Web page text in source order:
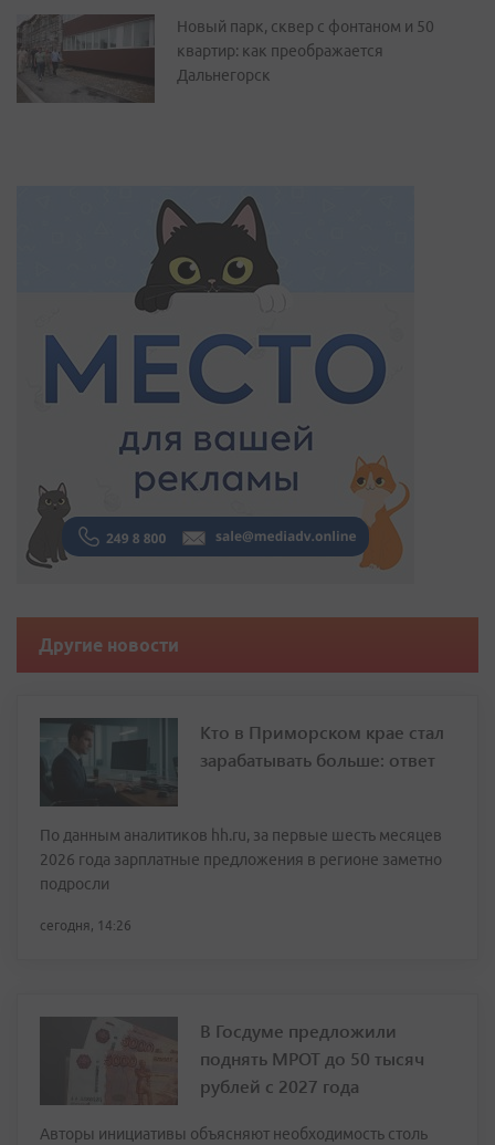
Новый парк, сквер с фонтаном и 50
квартир: как преображается
Дальнегорск
Другие новости
Кто в Приморском крае стал
зарабатывать больше: ответ
По данным аналитиков hh.ru, за первые шесть месяцев
2026 года зарплатные предложения в регионе заметно
подросли
сегодня, 14:26
В Госдуме предложили
поднять МРОТ до 50 тысяч
рублей с 2027 года
Авторы инициативы объясняют необходимость столь